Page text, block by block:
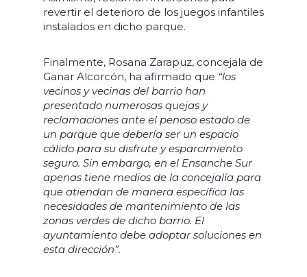
revertir el deterioro de los juegos infantiles
instalados en dicho parque.
Finalmente, Rosana Zarapuz, concejala de
Ganar Alcorcón, ha afirmado que “los
vecinos y vecinas del barrio han
presentado numerosas quejas y
reclamaciones ante el penoso estado de
un parque que debería ser un espacio
cálido para su disfrute y esparcimiento
seguro. Sin embargo, en el Ensanche Sur
apenas tiene medios de la concejalía para
que atiendan de manera específica las
necesidades de mantenimiento de las
zonas verdes de dicho barrio. El
ayuntamiento debe adoptar soluciones en
esta dirección”.